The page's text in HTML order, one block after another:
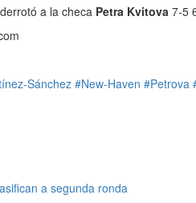
derrotó a la checa Petra Kvitova 7-5
Sánchez #New-Haven #Petrova
a segunda ronda